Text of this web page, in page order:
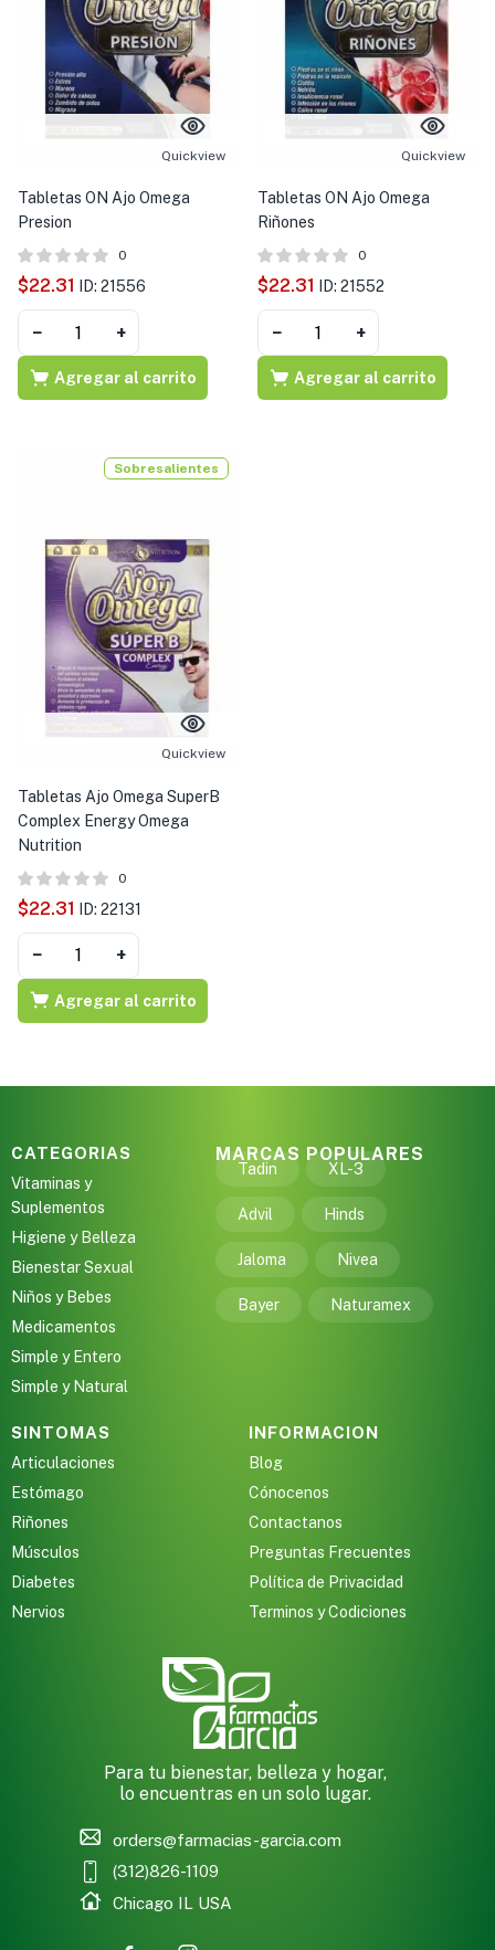
Quickview
Tabletas ON Ajo Omega
Presion
0
$22.31 ID: 21556
− +
Agregar al carrito
Quickview
Tabletas ON Ajo Omega
Riñones
0
$22.31 ID: 21552
− +
Agregar al carrito
Sobresalientes
Quickview
Tabletas Ajo Omega SuperB
Complex Energy Omega
Nutrition
0
$22.31 ID: 22131
− +
Agregar al carrito
CATEGORIAS
Vitaminas y
Suplementos
Higiene y Belleza
Bienestar Sexual
Niños y Bebes
Medicamentos
Simple y Entero
Simple y Natural
MARCAS POPULARES
Tadin XL-3
Advil Hinds
Jaloma Nivea
Bayer Naturamex
SINTOMAS
Articulaciones
Estómago
Riñones
Músculos
Diabetes
Nervios
INFORMACION
Blog
Cónocenos
Contactanos
Preguntas Frecuentes
Política de Privacidad
Terminos y Codiciones
Para tu bienestar, belleza y hogar,
lo encuentras en un solo lugar.
orders@farmacias-garcia.com
(312)826-1109
Chicago IL USA